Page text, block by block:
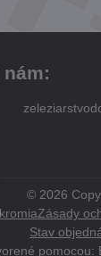
© 2026
Zásady
Stav
pomocou: